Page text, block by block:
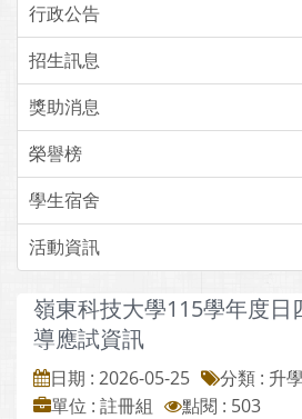
行政公告
招生訊息
獎助消息
榮譽榜
學生宿舍
活動資訊
嶺東科技大學115學年度日
導應試資訊
日期 : 2026-05-25
分類 : 升
單位 : 註冊組
點閱 : 503